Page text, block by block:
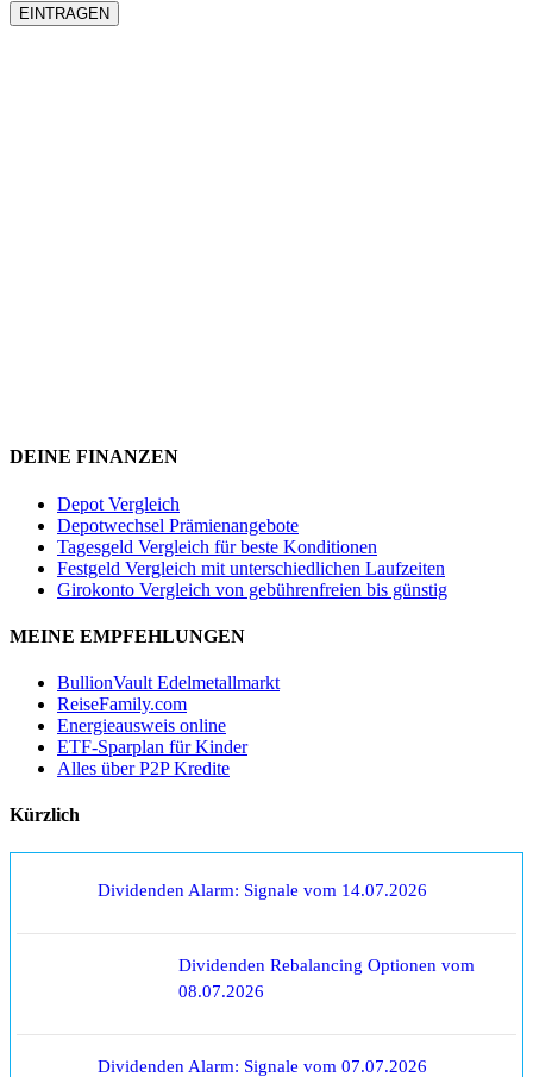
DEINE FINANZEN
Depot Vergleich
Depotwechsel Prämienangebote
Tagesgeld Vergleich für beste Konditionen
Festgeld Vergleich mit unterschiedlichen Laufzeiten
Girokonto Vergleich von gebührenfreien bis günstig
MEINE EMPFEHLUNGEN
BullionVault Edelmetallmarkt
ReiseFamily.com
Energieausweis online
ETF-Sparplan für Kinder
Alles über P2P Kredite
Kürzlich
Dividenden Alarm: Signale vom 14.07.2026
Dividenden Rebalancing Optionen vom
08.07.2026
Dividenden Alarm: Signale vom 07.07.2026